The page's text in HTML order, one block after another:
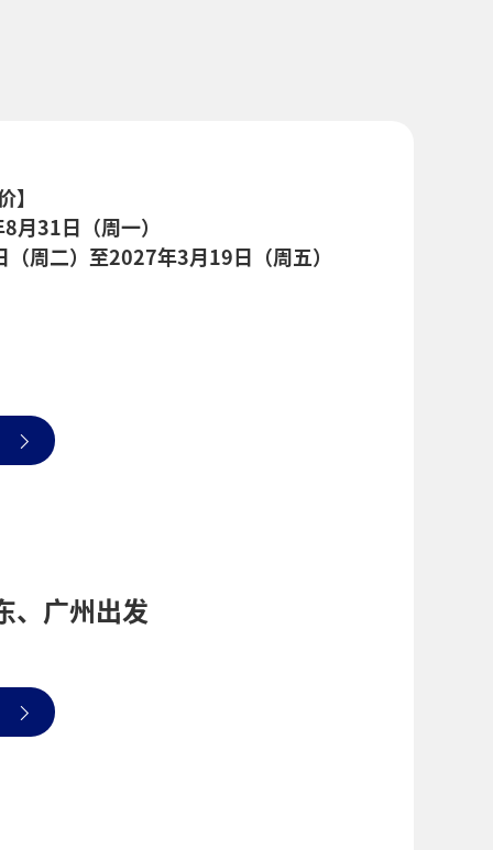
月31日（周一）
周二）至2027年3月19日（周五）
、广州出发